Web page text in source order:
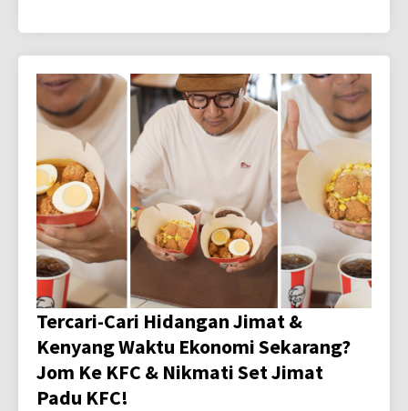
Tercari-Cari Hidangan Jimat &
Kenyang Waktu Ekonomi Sekarang?
Jom Ke KFC & Nikmati Set Jimat
Padu KFC!